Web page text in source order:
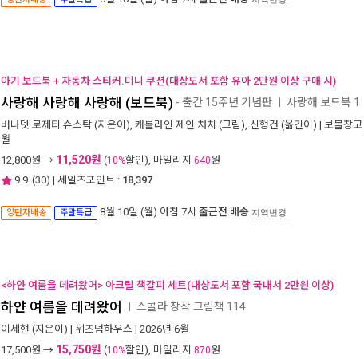
아기 보드북 + 자동차 스티커.미니 쿠션(대상도서 포함 유아 2만원 이상 구매 시)
사랑해 사랑해 사랑해 (보드북) - 출간 15주년 기념판 사랑해 보드북 1
버나뎃 로제티 슈스탁 (지은이), 캐롤라인 제인 처치 (그림), 신형건 (옮긴이) | 보물창고
월
12,800원 → 11,520원 (10%할인), 마일리지 640원
9.9 (30) | 세일즈포인트 : 18,397
양탄자배송 주말특급 8월 10일 (월) 아침 7시 출근전 배송 지역변경
<하얀 여름을 데려왔어> 아크릴 책갈피 세트(대상도서 포함 국내서 2만원 이상)
하얀 여름을 데려왔어 스콜라 창작 그림책 114
이세현 (지은이) | 위즈덤하우스 | 2026년 6월
17,500원 → 15,750원 (10%할인), 마일리지 870원